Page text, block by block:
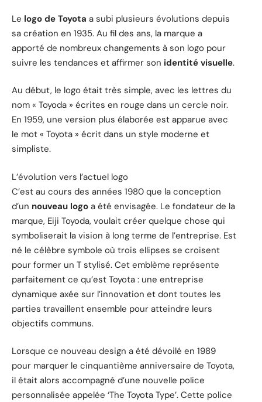
Le logo de Toyota a subi plusieurs évolutions depuis
sa création en 1935. Au fil des ans, la marque a
apporté de nombreux changements à son logo pour
suivre les tendances et affirmer son identité visuelle.
Au début, le logo était très simple, avec les lettres du
nom « Toyoda » écrites en rouge dans un cercle noir.
En 1959, une version plus élaborée est apparue avec
le mot « Toyota » écrit dans un style moderne et
simpliste.
L’évolution vers l’actuel logo
C’est au cours des années 1980 que la conception
d’un nouveau logo a été envisagée. Le fondateur de la
marque, Eiji Toyoda, voulait créer quelque chose qui
symboliserait la vision à long terme de l’entreprise. Est
né le célèbre symbole où trois ellipses se croisent
pour former un T stylisé. Cet emblème représente
parfaitement ce qu’est Toyota : une entreprise
dynamique axée sur l’innovation et dont toutes les
parties travaillent ensemble pour atteindre leurs
objectifs communs.
Lorsque ce nouveau design a été dévoilé en 1989
pour marquer le cinquantième anniversaire de Toyota,
il était alors accompagné d’une nouvelle police
personnalisée appelée ‘The Toyota Type’. Cette police